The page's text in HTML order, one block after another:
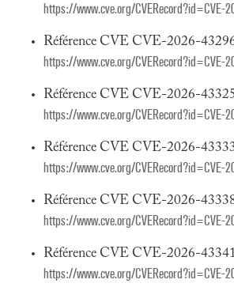
https://www.cve.org/CVERecord?id=CVE-
Référence CVE CVE-2026-
https://www.cve.org/CVERecord?id=CVE-
Référence CVE CVE-2026-43325
https://www.cve.org/CVERecord?id=CVE-
Référence CVE CVE-2026-
https://www.cve.org/CVERecord?id=CVE-
Référence CVE CVE-2026-
https://www.cve.org/CVERecord?id=CVE-
Référence CVE CVE-2026-
https://www.cve.org/CVERecord?id=CVE-